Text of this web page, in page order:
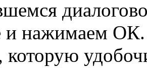
и нажимаем ОК.
которую